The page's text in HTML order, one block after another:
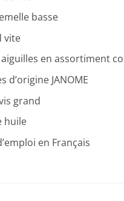
basse
vite
en assortiment
d’origine JANOME
grand
huile
en Français